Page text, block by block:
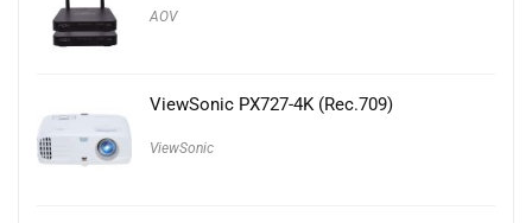
AOV
ViewSonic PX727-4K (Rec.709)
ViewSonic